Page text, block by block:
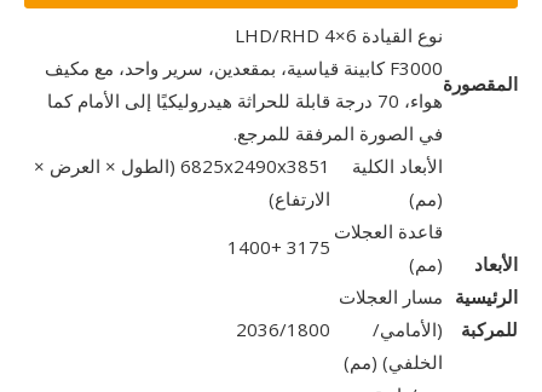
المقصورة
نوع القيادة 6×4 LHD/RHD
F3000 كابينة قياسية، بمقعدين، سرير واحد، مع مكيف
هواء، 70 درجة قابلة للحراثة هيدروليكيًا إلى الأمام كما
في الصورة المرفقة للمرجع.
الأبعاد
الرئيسية
للمركبة
الأبعاد الكلية
(مم)
6825x2490x3851 (الطول × العرض ×
الارتفاع)
قاعدة العجلات
(مم)
3175 +1400
مسار العجلات
(الأمامي/
الخلفي) (مم)
2036/1800